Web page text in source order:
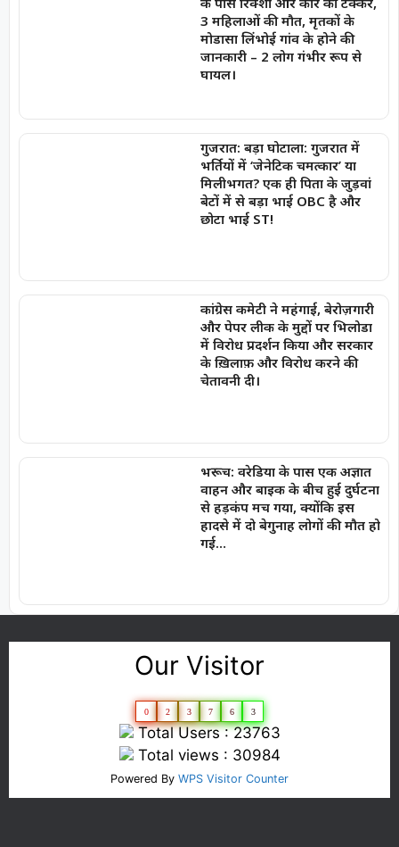
3 महिलाओं की मौत, मृतकों के
मोडासा लिंभोई गांव के होने की
जानकारी – 2 लोग गंभीर रूप से
घायल।
गुजरात: बड़ा घोटाला: गुजरात में
भर्तियों में ‘जेनेटिक चमत्कार’ या
मिलीभगत? एक ही पिता के जुड़वां
बेटों में से बड़ा भाई OBC है और
छोटा भाई ST!
कांग्रेस कमेटी ने महंगाई, बेरोज़गारी
और पेपर लीक के मुद्दों पर भिलोडा
में विरोध प्रदर्शन किया और सरकार
के ख़िलाफ़ और विरोध करने की
चेतावनी दी।
भरूच: वरेडिया के पास एक अज्ञात
वाहन और बाइक के बीच हुई दुर्घटना
से हड़कंप मच गया, क्योंकि इस
हादसे में दो बेगुनाह लोगों की मौत हो
गई…
Our Visitor
0 2 3 7 6 3
Total Users : 23763
Total views : 30984
Powered By WPS Visitor Counter